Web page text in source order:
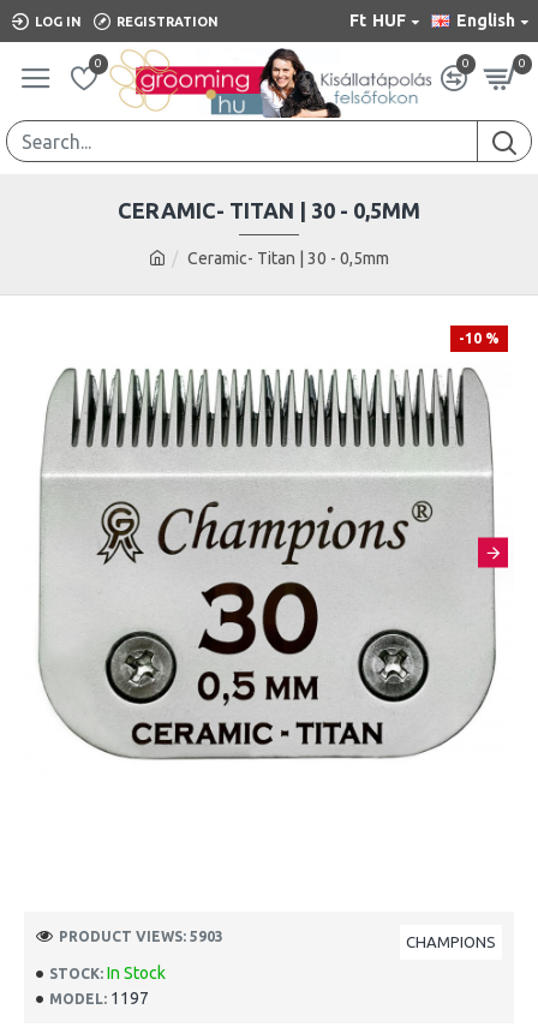
LOG IN REGISTRATION Ft HUF English
0 0 0
Ceramic- Titan | 30 - 0,5mm
CERAMIC- TITAN | 30 - 0,5MM
-10 %
STOCK: In Stock
MODEL: 1197
CHAMPIONS
PRODUCT VIEWS: 5903